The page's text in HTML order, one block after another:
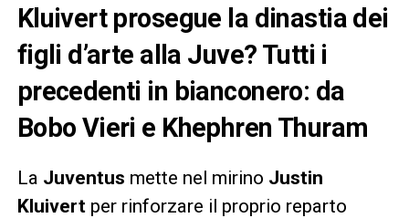
Kluivert prosegue la dinastia dei
figli d’arte alla Juve? Tutti i
precedenti in bianconero: da
Bobo Vieri e Khephren Thuram
La Juventus mette nel mirino Justin
Kluivertper rinforzare il proprio reparto